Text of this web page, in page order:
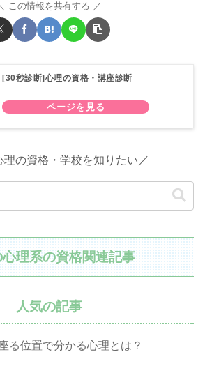
この情報を共有する
[30秒診断]心理の資格・講座診断
理の資格・学校を知りたい／
理系の資格関連記事
人気の記事
座る位置で分かる心理とは？